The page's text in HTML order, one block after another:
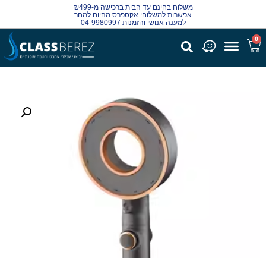
משלוח בחינם עד הבית ברכישה מ-₪499
אפשרות למשלוחי אקספרס מהיום למחר
למענה אנושי והזמנות 04-9980997
0